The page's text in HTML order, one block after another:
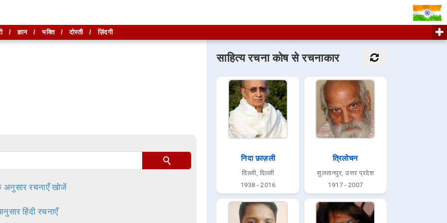
अनुसार रचनाएँ खोजें
हिंदी रचनाएँ
साहित्य रचना कोष से रचनाकार
निदा फ़ाज़ली
दिल्ली, दिल्ली
1938 - 2016
त्रिलोचन
सुलतानपुर, उत्तर प्रदेश
1917 - 2007
खोजें
/ज्ञान/ भक्ति/दोस्ती/ज़िंदगी
है।